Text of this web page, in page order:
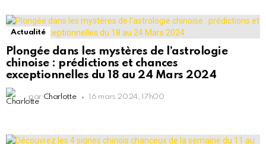
Actualité
Plongée dans les mystères de l’astrologie
chinoise : prédictions et chances
exceptionnelles du 18 au 24 Mars 2024
par Charlotte 16 mars 2024, 17h00